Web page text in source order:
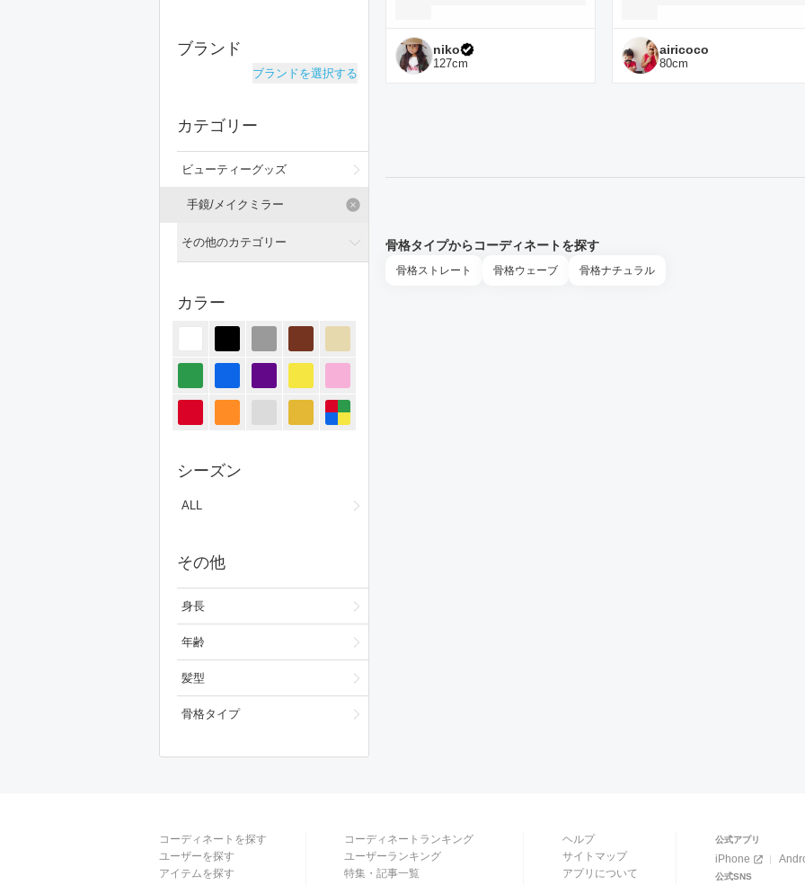
ブランド
ブランドを選択する
カテゴリー
ビューティーグッズ
手鏡/メイクミラー
その他のカテゴリー
ジャケット/アウター
パンツ
オールインワン・サロペット
バッグ
ベースメイク
財布/小物
腕時計
カラー
シーズン
ALL
その他
身長
年齢
髪型
骨格タイプ
niko
127cm
airicoco
80cm
骨格タイプからコーディネートを探す
骨格ストレート 骨格ウェーブ 骨格ナチュラル
コーディネートを探す
ユーザーを探す
アイテムを探す
コーディネートランキング
ユーザーランキング
特集・記事一覧
ヘルプ
サイトマップ
アプリについて
公式アプリ
iPhone
公式SNS